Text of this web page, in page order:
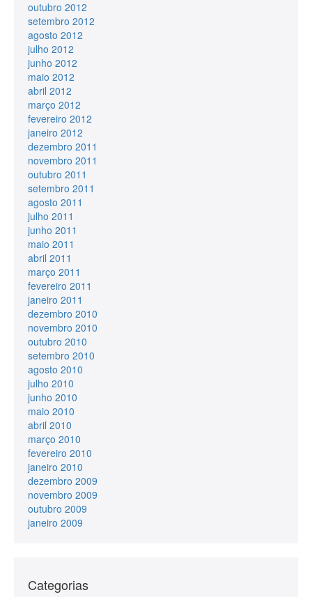
outubro 2012
setembro 2012
agosto 2012
julho 2012
junho 2012
maio 2012
abril 2012
março 2012
fevereiro 2012
janeiro 2012
dezembro 2011
novembro 2011
outubro 2011
setembro 2011
agosto 2011
julho 2011
junho 2011
maio 2011
abril 2011
março 2011
fevereiro 2011
janeiro 2011
dezembro 2010
novembro 2010
outubro 2010
setembro 2010
agosto 2010
julho 2010
junho 2010
maio 2010
abril 2010
março 2010
fevereiro 2010
janeiro 2010
dezembro 2009
novembro 2009
outubro 2009
janeiro 2009
Categorias